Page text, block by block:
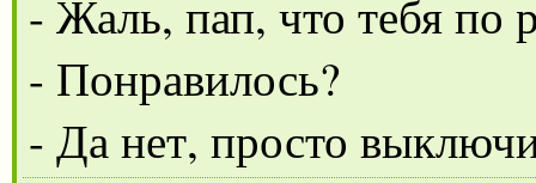
- Жаль, пап, что тебя по
- Понравилось?
- Да нет, просто